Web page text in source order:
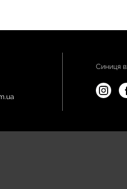
Синиця в: